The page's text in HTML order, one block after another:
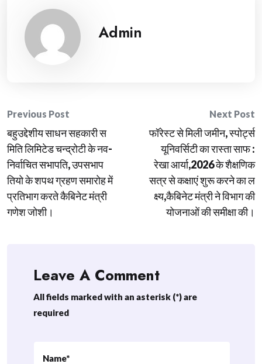
Admin
Post
navigation
Previous Post
बहुउद्देशीय साधन सहकारी स
मिति लिमिटेड चन्द्रोटी के नव-
निर्वाचित सभापति, उपसभाप
तियो के शपथ ग्रहण समारोह में
प्रतिभाग करते कैबिनेट मंत्री
गणेश जोशी।
Next Post
फॉरेस्ट से मिली जमीन, स्पोर्ट्स
यूनिवर्सिटी का रास्ता साफ :
रेखा आर्या,2026 के शैक्षणिक
सत्र से कक्षाएं शुरू करने का ल
क्ष्य,कैबिनेट मंत्री ने विभाग की
योजनाओं की समीक्षा की।
Leave A Comment
All fields marked with an asterisk (*) are
required